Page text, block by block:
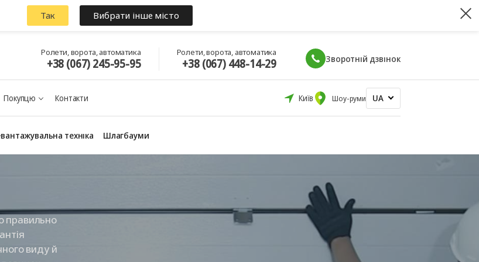
Ролети, ворота, автоматика
+38 (067) 245-95-95
Ролети, ворота, автоматика
+38 (067) 448-14-29 Зворотній дзвінок
Покупцю Контакти Київ Шоу-руми UA
техніка Шлагбауми
правильно
виду й
Так Вибрати інше місто